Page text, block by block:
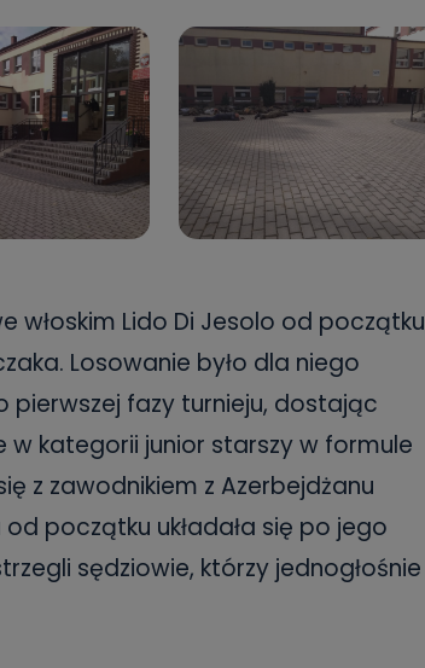
włoskim Lido Di Jesolo od początku
Losowanie było dla niego
pierwszej fazy turnieju, dostając
w kategorii junior starszy w formule
z zawodnikiem z Azerbejdżanu
początku układała się po jego
sędziowie, którzy jednogłośnie